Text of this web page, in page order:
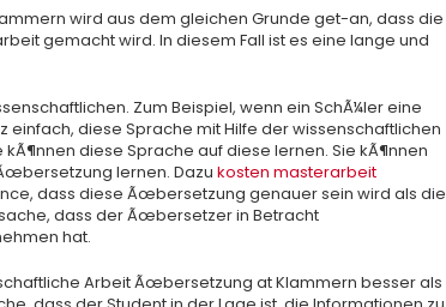
wird aus dem gleichen Grunde get-an, dass die
gemacht wird. In diesem Fall ist es eine lange und
Zum Beispiel, wenn ein SchÃ¼ler eine
einfach, diese Sprache mit Hilfe der wissenschaftlichen
diese Sprache auf diese lernen. Sie kÃ¶nnen
lernen. Dazu kosten masterarbeit
dass diese Ãœbersetzung genauer sein wird als die
dass der Ãœbersetzer in Betracht
hat.
Arbeit Ãœbersetzung at Klammern besser als